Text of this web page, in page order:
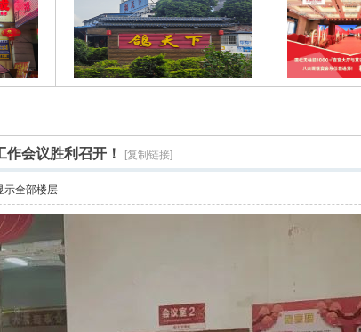
会议胜利召开！ [复制链接]
示全部楼层